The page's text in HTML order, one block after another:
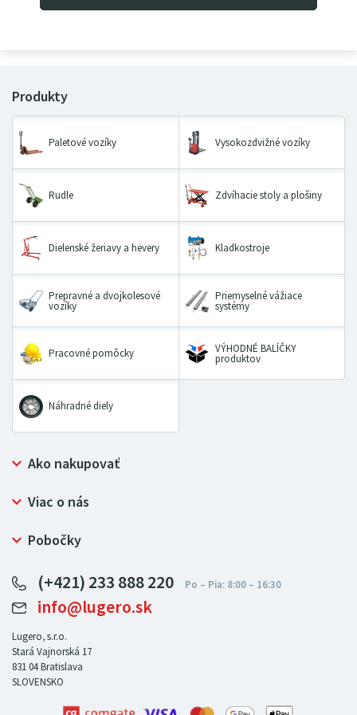
97€s DPH
Paletové vozíky Vysokozdvižné vozíky
Rudle Zdvíhacie stoly a plošiny
Dielenské žeriavy a hevery Kladkostroje
Prepravné a dvojkolesové
vozíky
Priemyselné vážiace
systémy
Pracovné pomôcky VÝHODNÉ BALÍČKY
produktov
Náhradné diely
Ako nakupovať
Prečo nakupovať u LUGERO
Ochrana osobných údajov
Viac o nás
Bezpečný nákup
Certifikát NATUR-PACK
Pre predajcov
Pobočky
LUGERO Nemecko
LUGERO Česká republika
LUGERO Maďarsko
LUGERO Rakousko
(+421) 233 888 220
info@lugero.sk
Lugero, s.r.o.
Stará Vajnorská 17
831 04Bratislava
SLOVENSKO